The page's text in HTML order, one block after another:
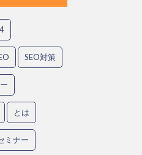
SEO対策
とは
ミナー